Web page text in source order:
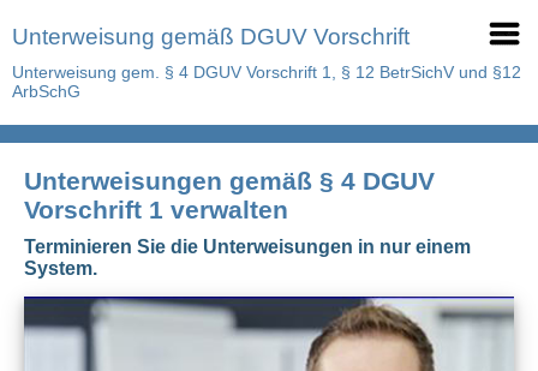
Unterweisung gemäß DGUV Vorschrift
Unterweisung gem. § 4 DGUV Vorschrift 1, § 12 BetrSichV und §12
ArbSchG
Unterweisungen gemäß § 4 DGUV
Vorschrift 1 verwalten
Terminieren Sie die Unterweisungen in nur einem
System.